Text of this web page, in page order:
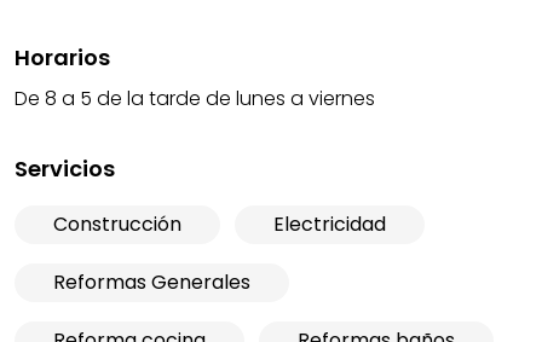
Horarios
De 8 a 5 de la tarde de lunes a viernes
Servicios
Construcción Electricidad
Reformas Generales